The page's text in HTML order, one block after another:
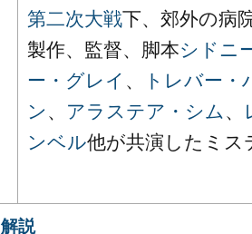
第二次大戦下、郊外の病
製作、監督、脚本シドニ
ー・グレイ 、 トレバー・
ン 、 アラステア・シム、
ンベル他が共演したミス
解説